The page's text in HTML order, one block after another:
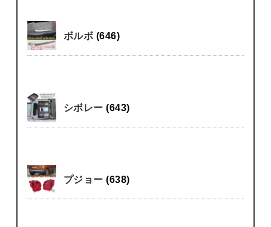
ボルボ (646)
シボレー(643)
プジョー(638)